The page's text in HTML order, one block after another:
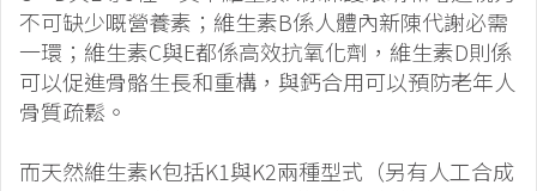
不可缺少嘅營養素；維生素B係人體內新陳代謝必需
一環；維生素C與E都係高效抗氧化劑，維生素D則係
可以促進骨骼生長和重構，與鈣合用可以預防老年人
骨質疏鬆。
而天然維生素K包括K1與K2兩種型式（另有人工合成